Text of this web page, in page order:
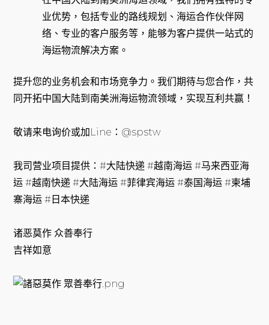
业优势，包括专业的路线规划、海运合作伙伴网
络、专业的客户服务等，能够为客户提供一站式的
海运物流解决方案。
提升您的业务机会和市场竞争力。我们期待与您合作，共
同开拓中国大陆到南美洲海运物流领域，实现互利共赢！
敬请来电询价或加Line：@spstw
我司营业项目提供：#大陆快递 #越南海运 #马来西亚海
运 #越南快递 #大陆海运 #菲律宾海运 #泰国海运 #柬埔
寨海运 #日本快递
诸恶莫作 众善奉行
吉祥如意